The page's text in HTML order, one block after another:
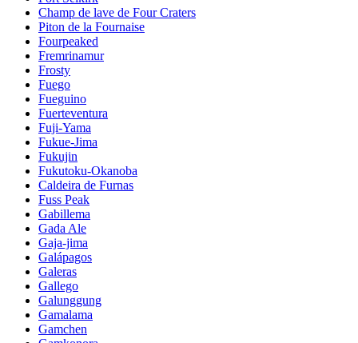
Champ de lave de Four Craters
Piton de la Fournaise
Fourpeaked
Fremrinamur
Frosty
Fuego
Fueguino
Fuerteventura
Fuji-Yama
Fukue-Jima
Fukujin
Fukutoku-Okanoba
Caldeira de Furnas
Fuss Peak
Gabillema
Gada Ale
Gaja-jima
Galápagos
Galeras
Gallego
Galunggung
Gamalama
Gamchen